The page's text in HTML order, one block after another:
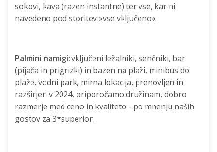
sokovi, kava (razen instantne) ter vse, kar ni
navedeno pod storitev »vse vključeno«.
Palmini namigi:vključeni ležalniki, senčniki, bar
(pijača in prigrizki) in bazen na plaži, minibus do
plaže, vodni park, mirna lokacija, prenovljen in
razširjen v 2024, priporočamo družinam, dobro
razmerje med ceno in kvaliteto - po mnenju naših
gostov za 3*superior.